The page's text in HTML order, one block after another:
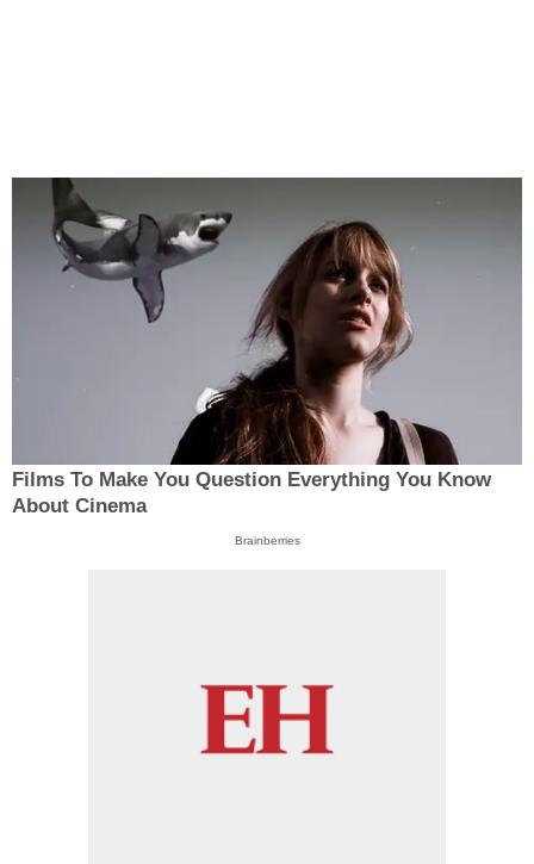
Films To Make You Question Everything You Know
About Cinema
Brainberries